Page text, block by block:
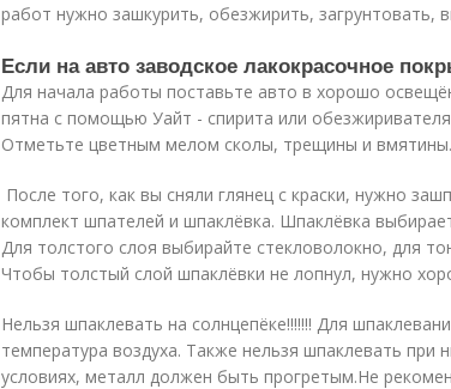
работ нужно зашкурить, обезжирить, загрунтовать,
Если на авто заводское лакокрасочное
Для начала работы поставьте авто в хорошо
пятна с помощью Уайт - спирита или
Отметьте цветным мелом сколы, трещины и вмятины.
После того, как вы сняли глянец с краски, нужно
комплект шпателей и шпаклёвка. Шпаклёвка
Для толстого слоя выбирайте стекловолокно, для
Чтобы толстый слой шпаклёвки не лопнул, нужно
Нельзя шпаклевать на солнцепёке!!!!!!! Для
температура воздуха. Также нельзя шпаклевать при
условиях, металл должен быть прогретым.Не